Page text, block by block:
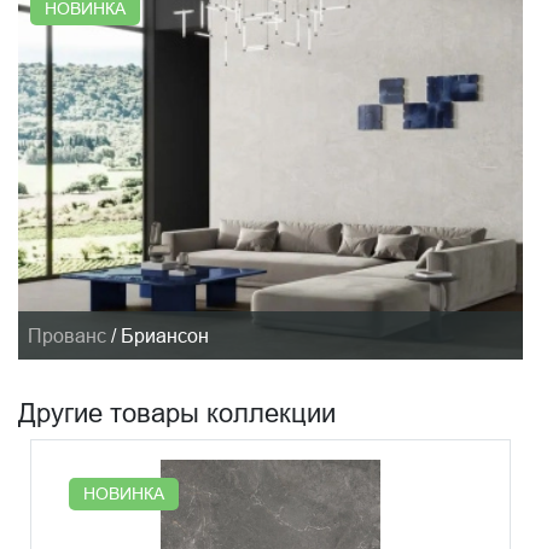
НОВИНКА
Прованс / Бриансон
Другие товары коллекции
НОВИНКА